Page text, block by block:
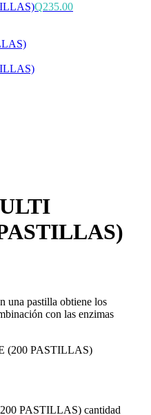
Q235.00
una pastilla obtiene los
con las enzimas
PASTILLAS) cantidad